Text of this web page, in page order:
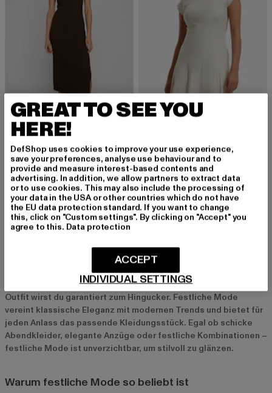
URBAN CLASSICS
Ladies Long Racerback Rib Dress
24,89 EUR
Derzeitiger Preis: 24,89 EUR
29,99 EURAktionspreis: 29,99 EUR
22,04 EUR
Derzeitiger Preis: 22,04 EUR
34,99 EURAktionspreis:
Festliche Mode: Stilvoll gekleidet für besondere
Festliche Mode ist die perfekte Wahl, wenn es darum geht, bei
besonderen Anlässen stilvoll und elegant aufzutreten. Ob
Hochzeiten, Feiertage oder Gala-Abende – mit dem richtigen
Outfit wirst du garantiert zum Hingucker. Festliche Mode
vereint klassische Eleganz mit modernen Trends und bietet für
jeden Anlass das passende Kleidungsstück. Egal ob schicke
Abendkleider, elegante Anzüge oder festliche Kombinationen –
festliche Mode ist unverzichtbar, um stilvoll zu glänzen.
Warum festliche Mode so beliebt ist
GREAT TO SEE YOU
HERE!
DefShop uses cookies to improve your use experience,
save your preferences, analyse use behaviour and to
provide and measure interest-based contents and
advertising. In addition, we allow partners to extract data
or to use cookies. This may also include the processing of
your data in the USA or other countries which do not have
the EU data protection standard. If you want to change
this, click on "Custom settings". By clicking on "Accept" you
agree to this. Data protection
INDIVIDUAL SETTINGS
ACCEPT